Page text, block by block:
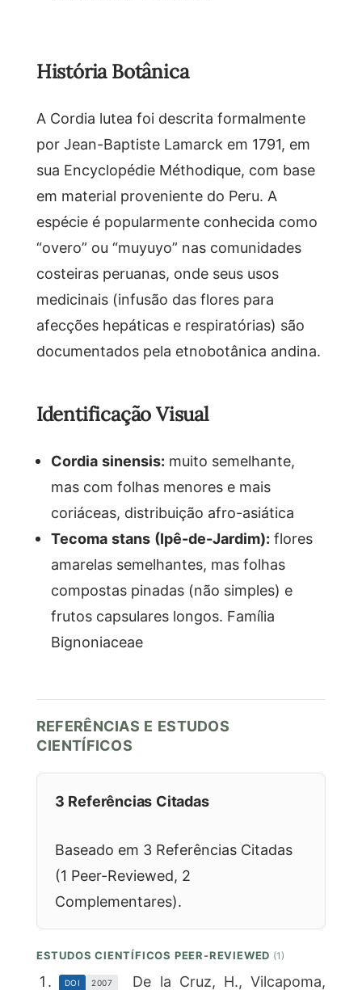
História Botânica
A Cordia lutea foi descrita formalmente
por Jean-Baptiste Lamarck em 1791, em
sua Encyclopédie Méthodique, com base
em material proveniente do Peru. A
espécie é popularmente conhecida como
“overo” ou “muyuyo” nas comunidades
costeiras peruanas, onde seus usos
medicinais (infusão das flores para
afecções hepáticas e respiratórias) são
documentados pela etnobotânica andina.
Identificação Visual
Cordia sinensis: muito semelhante,
mas com folhas menores e mais
coriáceas, distribuição afro-asiática
Tecoma stans (Ipê-de-Jardim): flores
amarelas semelhantes, mas folhas
compostas pinadas (não simples) e
frutos capsulares longos. Família
Bignoniaceae
REFERÊNCIAS E ESTUDOS
CIENTÍFICOS
3 Referências Citadas
Baseado em 3 Referências Citadas
(1 Peer-Reviewed, 2
Complementares).
ESTUDOS CIENTÍFICOS PEER-REVIEWED (1)
DOI 2007 De la Cruz, H., Vilcapoma,